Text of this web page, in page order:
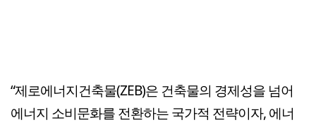
“제로에너지건축물(ZEB)은 건축물의 경제성을 넘어
에너지 소비문화를 전환하는 국가적 전략이자, 에너